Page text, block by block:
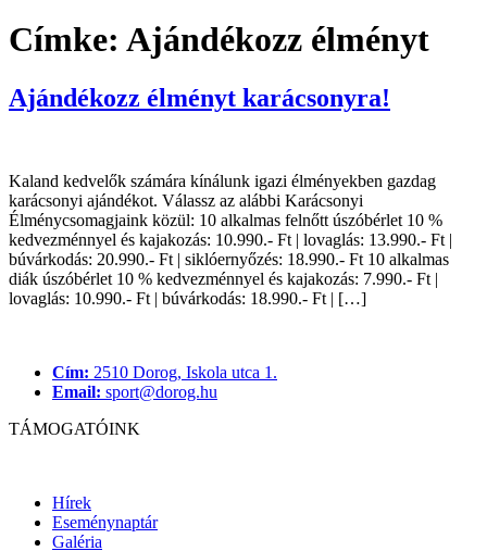
Címke: Ajándékozz élményt
Ajándékozz élményt karácsonyra!
Kaland kedvelők számára kínálunk igazi élményekben gazdag
karácsonyi ajándékot. Válassz az alábbi Karácsonyi
Élménycsomagjaink közül: 10 alkalmas felnőtt úszóbérlet 10 %
kedvezménnyel és kajakozás: 10.990.- Ft | lovaglás: 13.990.- Ft |
búvárkodás: 20.990.- Ft | siklóernyőzés: 18.990.- Ft 10 alkalmas
diák úszóbérlet 10 % kedvezménnyel és kajakozás: 7.990.- Ft |
lovaglás: 10.990.- Ft | búvárkodás: 18.990.- Ft | […]
Cím: 2510 Dorog, Iskola utca 1.
Email: sport@dorog.hu
TÁMOGATÓINK
Hírek
Eseménynaptár
Galéria